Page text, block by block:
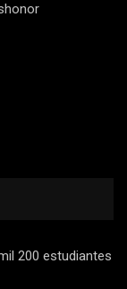
200 estudiantes